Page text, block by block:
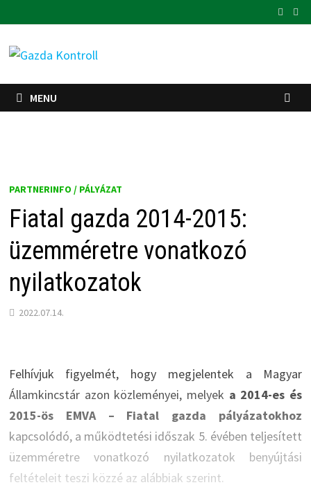
to
content
MENU
PARTNERINFO / PÁLYÁZAT
Fiatal gazda 2014-2015:
üzemméretre vonatkozó
nyilatkozatok
2022.07.14.
Felhívjuk figyelmét, hogy megjelentek a Magyar
Államkincstár azon közleményei, melyek a 2014-es és
2015-ös EMVA – Fiatal gazda pályázatokhoz
kapcsolódó, a működtetési időszak 5. évében teljesített
üzemméretre vonatkozó nyilatkozatok benyújtási
feltételeit teszi közzé az alábbiak szerint.